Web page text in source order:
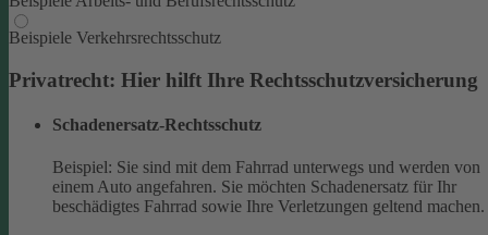
Beispiele Verkehrsrechtsschutz
Privatrecht: Hier hilft Ihre Rechtsschutzversicherung
Schadenersatz-Rechtsschutz
Beispiel: Sie sind mit dem Fahrrad unterwegs und werden von
einem Auto angefahren. Sie möchten Schadenersatz für Ihr
beschädigtes Fahrrad sowie Ihre Verletzungen geltend machen.